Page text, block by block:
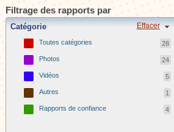
Filtrage des rapports par
Effacer
Catégorie
Toutes catégories 28
Photos 24
Vidéos 5
Autres 1
Rapports de confiance 4